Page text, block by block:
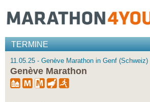
TERMINE
11.05.25 - Genève Marathon in Genf (Schweiz)
Genève Marathon